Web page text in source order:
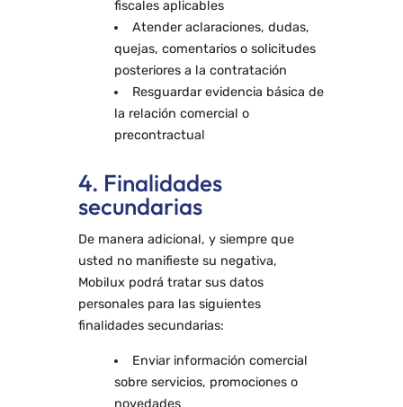
fiscales aplicables
Atender aclaraciones, dudas,
quejas, comentarios o solicitudes
posteriores a la contratación
Resguardar evidencia básica de
la relación comercial o
precontractual
4. Finalidades
secundarias
De manera adicional, y siempre que
usted no manifieste su negativa,
Mobilux podrá tratar sus datos
personales para las siguientes
finalidades secundarias:
Enviar información comercial
sobre servicios, promociones o
novedades